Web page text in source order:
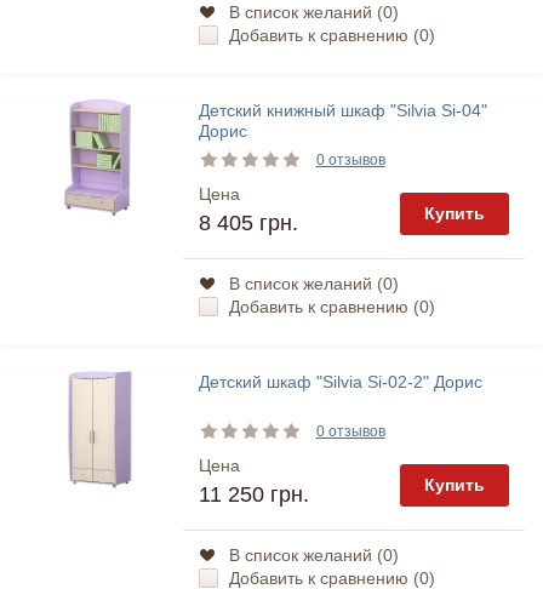
В список желаний (0)
Добавить к сравнению (0)
Детский книжный шкаф "Silvia Si-04"
Дорис
0 отзывов
Цена
8 405 грн. Купить
В список желаний (0)
Добавить к сравнению (0)
Детский шкаф "Silvia Si-02-2" Дорис
0 отзывов
Цена
11 250 грн. Купить
В список желаний (0)
Добавить к сравнению (0)